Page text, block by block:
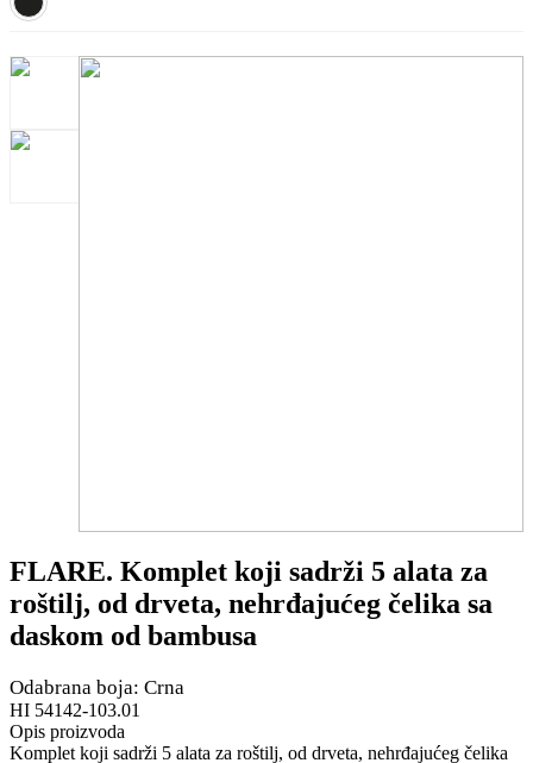
FLARE. Komplet koji sadrži 5 alata za
roštilj, od drveta, nehrđajućeg čelika sa
daskom od bambusa
Odabrana boja: Crna
HI 54142-103.01
Opis proizvoda
Komplet koji sadrži 5 alata za roštilj, od drveta, nehrđajućeg čelika